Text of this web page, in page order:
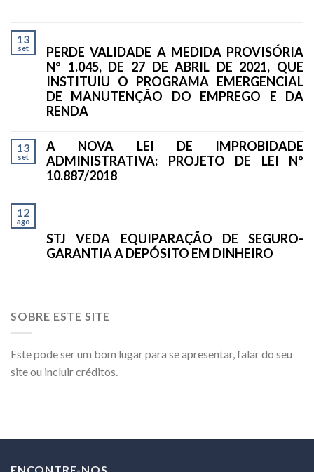
13
set
PERDE VALIDADE A MEDIDA PROVISÓRIA
Nº 1.045, DE 27 DE ABRIL DE 2021, QUE
INSTITUIU O PROGRAMA EMERGENCIAL
DE MANUTENÇÃO DO EMPREGO E DA
RENDA
13
set
A NOVA LEI DE IMPROBIDADE
ADMINISTRATIVA: PROJETO DE LEI Nº
10.887/2018
12
ago
STJ VEDA EQUIPARAÇÃO DE SEGURO-
GARANTIA A DEPÓSITO EM DINHEIRO
SOBRE ESTE SITE
Este pode ser um bom lugar para se apresentar, falar do seu
site ou incluir créditos.